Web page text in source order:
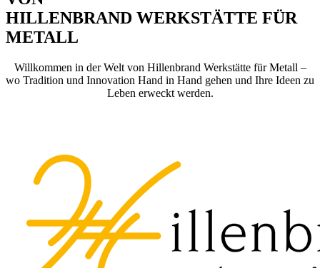
HILLENBRAND WERKSTÄTTE FÜR
METALL
Willkommen in der Welt von Hillenbrand Werkstätte für Metall –
wo Tradition und Innovation Hand in Hand gehen und Ihre Ideen zu
Leben erweckt werden.